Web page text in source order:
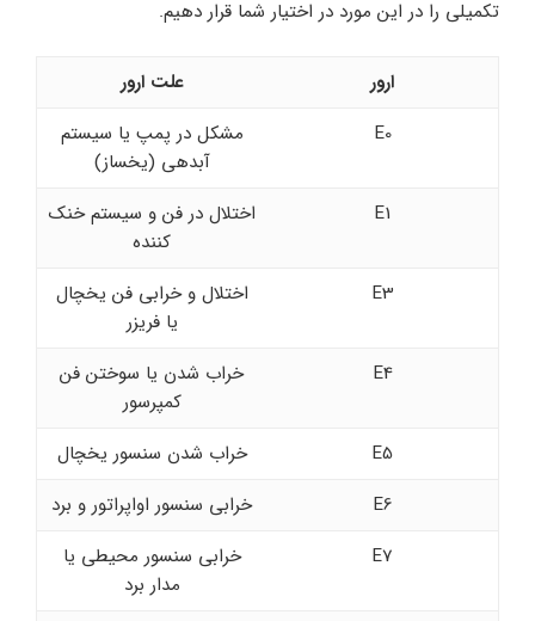
تکمیلی را در این مورد در اختیار شما قرار دهیم.
ارور
علت ارور
E0
مشکل در پمپ یا سیستم
آبدهی (یخساز)
E1
اختلال در فن و سیستم خنک
کننده
E3
اختلال و خرابی فن یخچال
یا فریزر
E4
خراب شدن یا سوختن فن
کمپرسور
E5
خراب شدن سنسور یخچال
E6
خرابی سنسور اواپراتور و برد
E7
خرابی سنسور محیطی یا
مدار برد